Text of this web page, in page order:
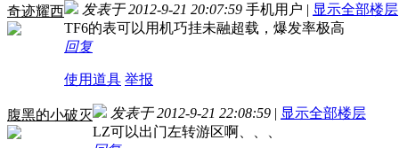
奇迹耀西 发表于 2012-9-21 20:07:59 手机用户 | 显示全部楼层
TF6的表可以用机巧挂未融超载，爆发率极高
回复
使用道具 举报
腹黑的小破灭 发表于 2012-9-21 22:08:59 | 显示全部楼层
LZ可以出门左转游区啊、、、